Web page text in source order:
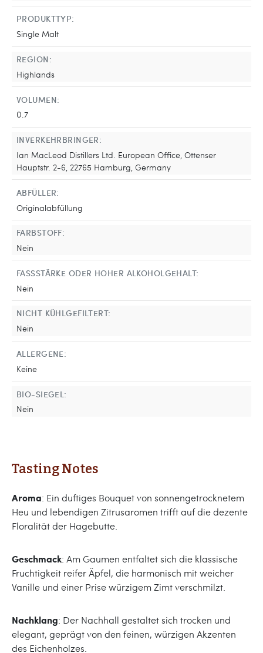
PRODUKTTYP:
Single Malt
REGION:
Highlands
VOLUMEN:
0.7
INVERKEHRBRINGER:
Ian MacLeod Distillers Ltd. European Office, Ottenser
Hauptstr. 2-6, 22765 Hamburg, Germany
ABFÜLLER:
Originalabfüllung
FARBSTOFF:
Nein
FASSSTÄRKE ODER HOHER ALKOHOLGEHALT:
Nein
NICHT KÜHLGEFILTERT:
Nein
ALLERGENE:
Keine
BIO-SIEGEL:
Nein
Tasting Notes
Aroma: Ein duftiges Bouquet von sonnengetrocknetem
Heu und lebendigen Zitrusaromen trifft auf die dezente
Floralität der Hagebutte.
Geschmack: Am Gaumen entfaltet sich die klassische
Fruchtigkeit reifer Äpfel, die harmonisch mit weicher
Vanille und einer Prise würzigem Zimt verschmilzt.
Nachklang: Der Nachhall gestaltet sich trocken und
elegant, geprägt von den feinen, würzigen Akzenten
des Eichenholzes.